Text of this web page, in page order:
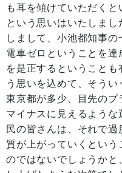
も耳を傾けていただく
という思いはいたしま
しまして、小池都知事
電車ゼロということを
を是正するということ
う思いを込めて、そうい
東京都が多少、目先の
マイナスに見えるよう
民の皆さんは、それで
質が上がっていくとい
のではないでしょうかと